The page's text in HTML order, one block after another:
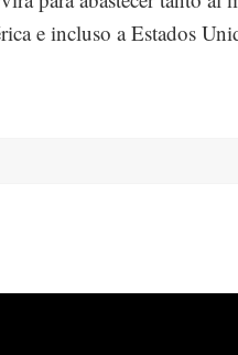
e incluso a Estados